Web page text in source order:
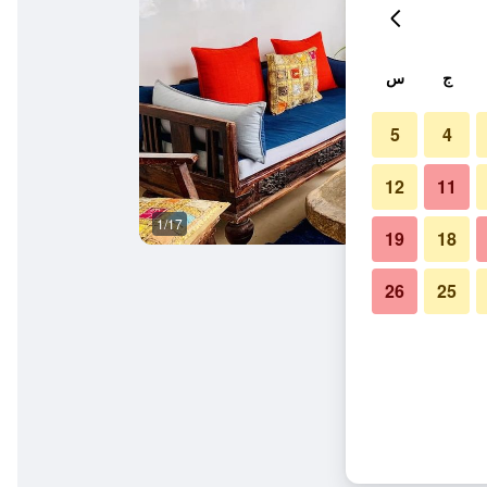
1/17
ج س
4
5
11
12
18
19
25
26